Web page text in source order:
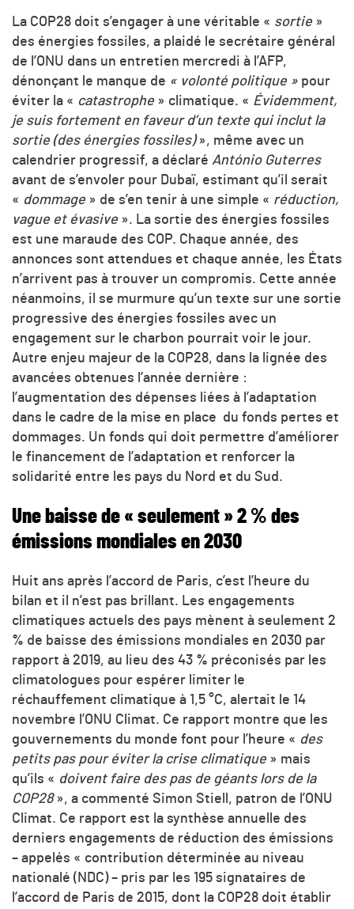
La COP28 doit s’engager à une véritable « sortie »
des énergies fossiles, a plaidé le secrétaire général
de l’ONU dans un entretien mercredi à l’AFP,
dénonçant le manque de « volonté politique » pour
éviter la « catastrophe » climatique. « Évidemment,
je suis fortement en faveur d’un texte qui inclut la
sortie (des énergies fossiles)», même avec un
calendrier progressif, a déclaré António Guterres
avant de s’envoler pour Dubaï, estimant qu’il serait
« dommage » de s’en tenir à une simple « réduction,
vague et évasive ». La sortie des énergies fossiles
est une maraude des COP. Chaque année, des
annonces sont attendues et chaque année, les États
n’arrivent pas à trouver un compromis. Cette année
néanmoins, il se murmure qu’un texte sur une sortie
progressive des énergies fossiles avec un
engagement sur le charbon pourrait voir le jour.
Autre enjeu majeur de la COP28, dans la lignée des
avancées obtenues l’année dernière :
l’augmentation des dépenses liées à l’adaptation
dans le cadre de la mise en place du fonds pertes et
dommages. Un fonds qui doit permettre d’améliorer
le financement de l’adaptation et renforcer la
solidarité entre les pays du Nord et du Sud.
Une baisse de « seulement » 2 % des
émissions mondiales en 2030
Huit ans après l’accord de Paris, c’est l’heure du
bilan et il n’est pas brillant. Les engagements
climatiques actuels des pays mènent à seulement 2
% de baisse des émissions mondiales en 2030 par
rapport à 2019, au lieu des 43 % préconisés par les
climatologues pour espérer limiter le
réchauffement climatique à 1,5 °C, alertait le 14
novembre l’ONU Climat. Ce rapport montre que les
gouvernements du monde font pour l’heure « des
petits pas pour éviter la crise climatique » mais
qu’ils « doivent faire des pas de géants lors de la
COP28», a commenté Simon Stiell, patron de l’ONU
Climat. Ce rapport est la synthèse annuelle des
derniers engagements de réduction des émissions
– appelés « contribution déterminée au niveau
nationalé (NDC) – pris par les 195 signataires de
l’accord de Paris de 2015, dont la COP28 doit établir